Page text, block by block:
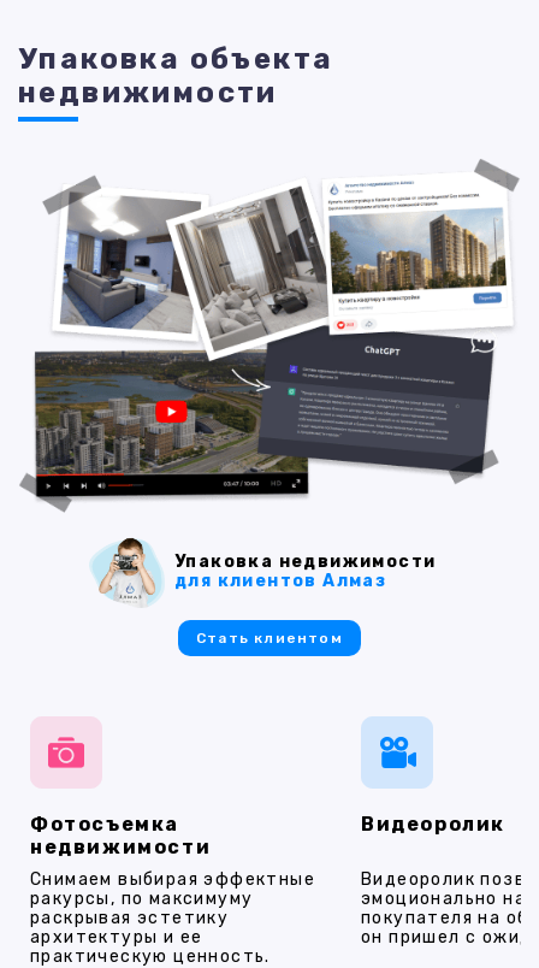
Упаковка объекта
недвижимости
Фотосъемка
недвижимости
Снимаем выбирая эффектные
ракурсы, по максимуму
раскрывая эстетику
архитектуры и ее
практическую ценность.
Видеоролик
Видеоролик
эмоционально
покупателя на
он пришел с
Упаковка недвижимости
для клиентов Алмаз
Стать клиентом